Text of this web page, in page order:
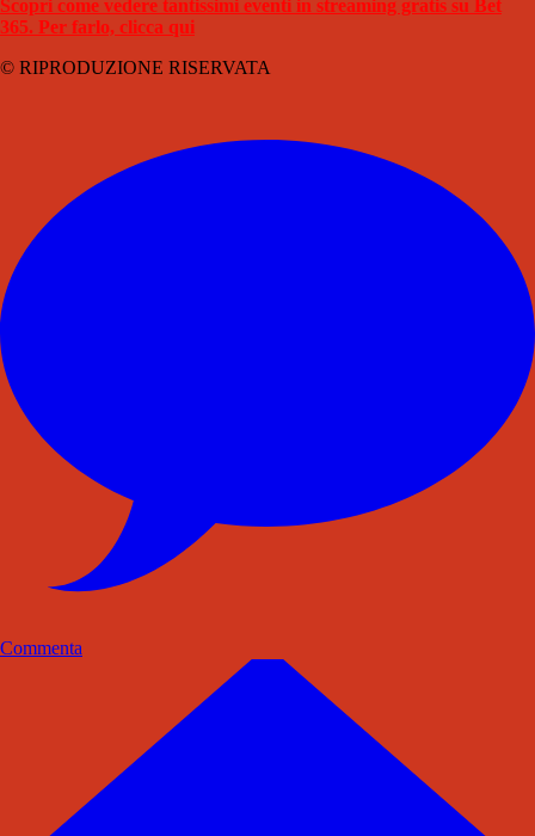
Scopri come vedere tantissimi eventi in streaming gratis su Bet
365. Per farlo, clicca qui
© RIPRODUZIONE RISERVATA
Commenta